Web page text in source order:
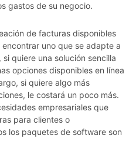
gastos de su negocio.
de facturas disponibles
uno que se adapte a
quiere una solución sencilla
opciones disponibles en línea
si quiere algo más
le costará un poco más.
empresariales que
para clientes o
los paquetes de software son